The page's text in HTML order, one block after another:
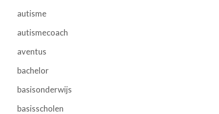
autisme
autismecoach
aventus
bachelor
basisonderwijs
basisscholen